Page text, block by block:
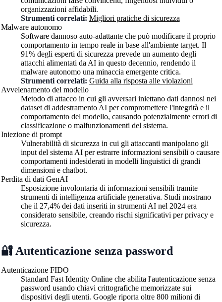
organizzazioni affidabili.
Strumenti correlati: Migliori pratiche di sicurezza
Malware autonomo
Software dannoso auto-adattante che può modificare il proprio
comportamento in tempo reale in base all'ambiente target. Il
91% degli esperti di sicurezza prevede un aumento degli
attacchi alimentati da AI in questo decennio, rendendo il
malware autonomo una minaccia emergente critica.
Strumenti correlati: Guida alla risposta alle violazioni
Avvelenamento del modello
Metodo di attacco in cui gli avversari iniettano dati dannosi nei
dataset di addestramento AI per compromettere l'integrità e il
comportamento del modello, causando potenzialmente errori di
classificazione o malfunzionamenti del sistema.
Iniezione di prompt
Vulnerabilità di sicurezza in cui gli attaccanti manipolano gli
input del sistema AI per estrarre informazioni sensibili o causare
comportamenti indesiderati in modelli linguistici di grandi
dimensioni e chatbot.
Perdita di dati GenAI
Esposizione involontaria di informazioni sensibili tramite
strumenti di intelligenza artificiale generativa. Studi mostrano
che il 27,4% dei dati inseriti in strumenti AI nel 2024 era
considerato sensibile, creando rischi significativi per privacy e
sicurezza.
🔐 Autenticazione senza password
Autenticazione FIDO
Standard Fast Identity Online che abilita l'autenticazione senza
password usando chiavi crittografiche memorizzate sui
dispositivi degli utenti. Google riporta oltre 800 milioni di